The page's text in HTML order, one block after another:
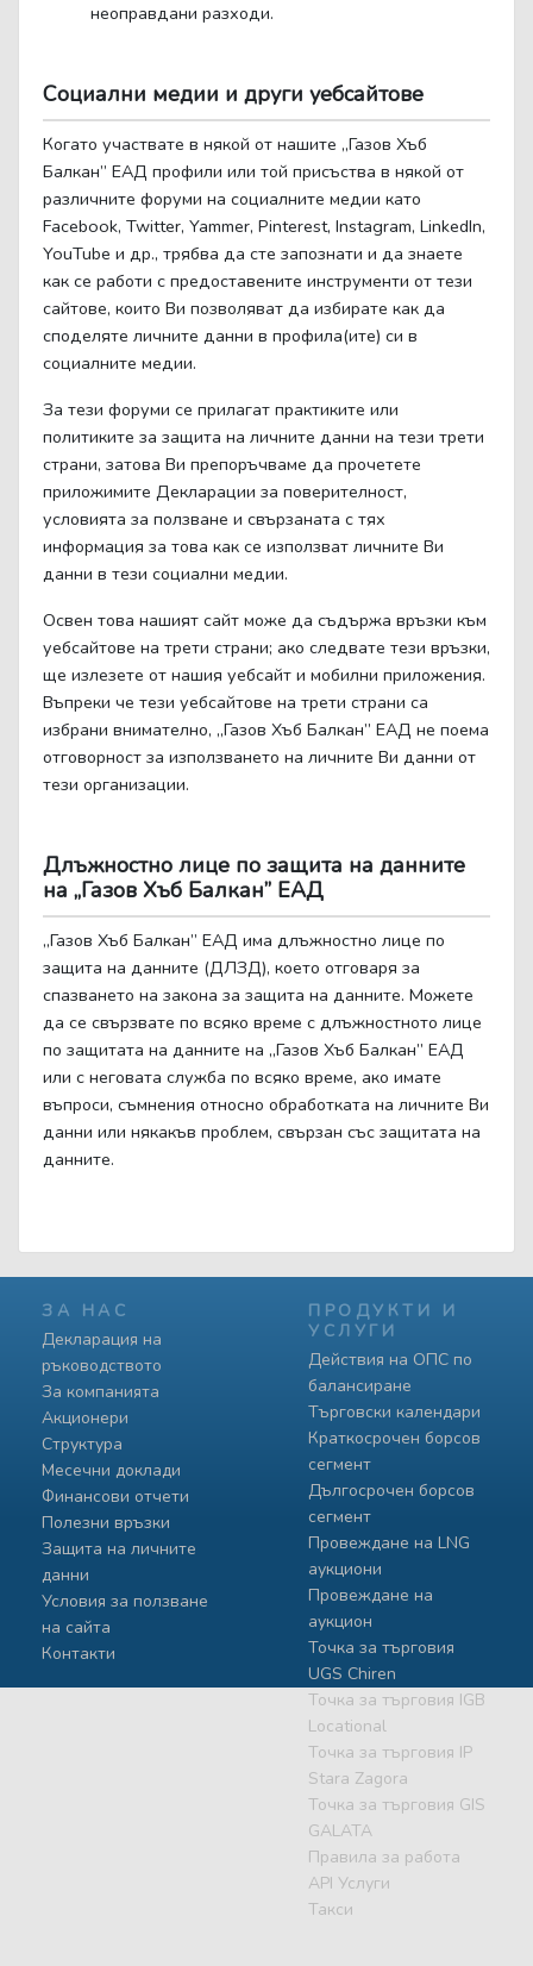
неоправдани разходи.
Социални медии и други уебсайтове
Когато участвате в някой от нашите „Газов Хъб
Балкан” ЕАД профили или той присъства в някой от
различните форуми на социалните медии като
Facebook, Twitter, Yammer, Pinterest, Instagram, LinkedIn,
YouTube и др., трябва да сте запознати и да знаете
как се работи с предоставените инструменти от тези
сайтове, които Ви позволяват да избирате как да
споделяте личните данни в профила(ите) си в
социалните медии.
За тези форуми се прилагат практиките или
политиките за защита на личните данни на тези трети
страни, затова Ви препоръчваме да прочетете
приложимите Декларации за поверителност,
условията за ползване и свързаната с тях
информация за това как се използват личните Ви
данни в тези социални медии.
Освен това нашият сайт може да съдържа връзки към
уебсайтове на трети страни; ако следвате тези връзки,
ще излезете от нашия уебсайт и мобилни приложения.
Въпреки че тези уебсайтове на трети страни са
избрани внимателно, „Газов Хъб Балкан” ЕАД не поема
отговорност за използването на личните Ви данни от
тези организации.
Длъжностно лице по защита на данните
на „Газов Хъб Балкан” ЕАД
„Газов Хъб Балкан” ЕАД има длъжностно лице по
защита на данните (ДЛЗД), което отговаря за
спазването на закона за защита на данните. Можете
да се свързвате по всяко време с длъжностното лице
по защитата на данните на „Газов Хъб Балкан” ЕАД
или с неговата служба по всяко време, ако имате
въпроси, съмнения относно обработката на личните Ви
данни или някакъв проблем, свързан със защитата на
данните.
ЗА НАС
Декларация на
ръководството
За компанията
Акционери
Структура
Месечни доклади
Финансови отчети
Полезни връзки
Защита на личните
данни
Условия за ползване
на сайта
Контакти
ПРОДУКТИ И
УСЛУГИ
Действия на ОПС по
балансиране
Търговски календари
Краткосрочен борсов
сегмент
Дългосрочен борсов
сегмент
Провеждане на LNG
аукциони
Провеждане на
аукцион
Точка за търговия
UGS Chiren
Точка за търговия IGB
Locational
Точка за търговия IP
Stara Zagora
Точка за търговия GIS
GALATA
Правила за работа
API Услуги
Такси